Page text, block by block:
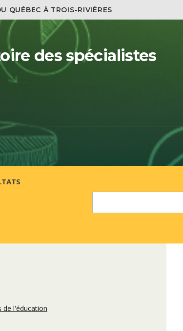
QUÉBEC À TROIS-RIVIÈRES
des spécialistes
de l'éducation